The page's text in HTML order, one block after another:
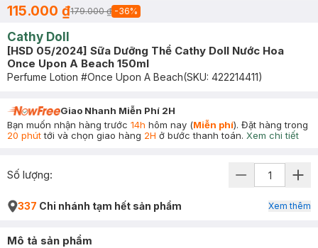
115.000 ₫179.000 ₫ -36%
Cathy Doll
[HSD 05/2024] Sữa Dưỡng Thể Cathy Doll Nước Hoa
Once Upon A Beach 150ml
Perfume Lotion #Once Upon A Beach(SKU: 422214411)
Giao Nhanh Miễn Phí 2H
Bạn muốn nhận hàng trước 14h hôm nay (Miễn phí). Đặt hàng trong
20 phúttới và chọn giao hàng 2H ở bước thanh toán. Xem chi tiết
Số lượng:
337 Chi nhánh tạm hết sản phẩm Xem thêm
Mô tả sản phẩm